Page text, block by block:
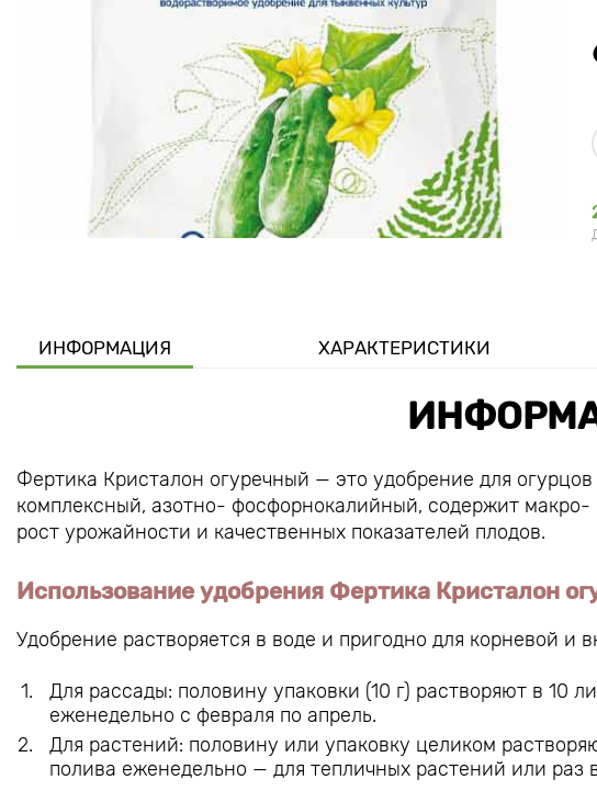
ИНФОРМАЦИЯ ХАРАКТЕРИСТИКИ
Фертика Кристалон огуречный — это удобрение для
комплексный, азотно- фосфорнокалийный, содержит
рост урожайности и качественных показателей плодов.
Использование удобрения Фертика Кристалон
Удобрение растворяется в воде и пригодно для корневой и
Для рассады: половину упаковки (10 г) растворяют в 10
еженедельно с февраля по апрель.
Для растений: половину или упаковку целиком
полива еженедельно — для тепличных растений или раз